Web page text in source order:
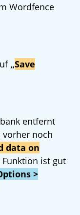
Wordfence
„Save
entfernt
noch
data on
Funktion ist gut
>